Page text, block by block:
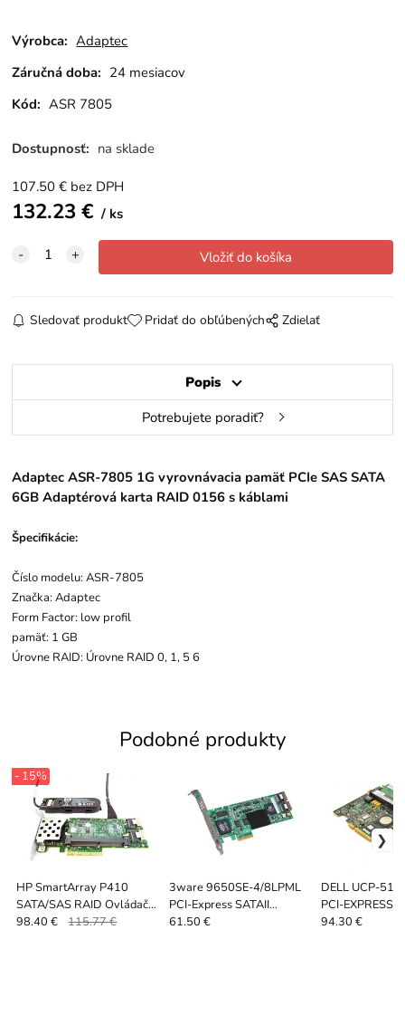
Výrobca: Adaptec
Záručná doba: 24 mesiacov
Kód: ASR 7805
Dostupnosť: na sklade
107.50 € bez DPH
132.23 € ks
Sledovať produkt Pridať do obľúbených Zdielať
Popis
Potrebujete poradiť?
Adaptec ASR-7805 1G vyrovnávacia pamäť PCIe SAS SATA
6GB Adaptérová karta RAID 0156 s káblami
Špecifikácie:
Číslo modelu: ASR-7805
Značka: Adaptec
Form Factor: low profil
pamäť: 1 GB
Úrovne RAID: Úrovne RAID 0, 1, 5 6
Podobné produkty
HP SmartArray P410
SATA/SAS RAID Ovládač
+256MB BBWC
- 15%
98.40 € 115.77 €
3ware 9650SE-4/8LPML
PCI-Express SATAII
kontroler
61.50 €
DELL UCP-51
PCI-EXPRESS
CONTROLLER
94.30 €